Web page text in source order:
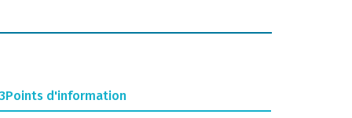
Points d'information